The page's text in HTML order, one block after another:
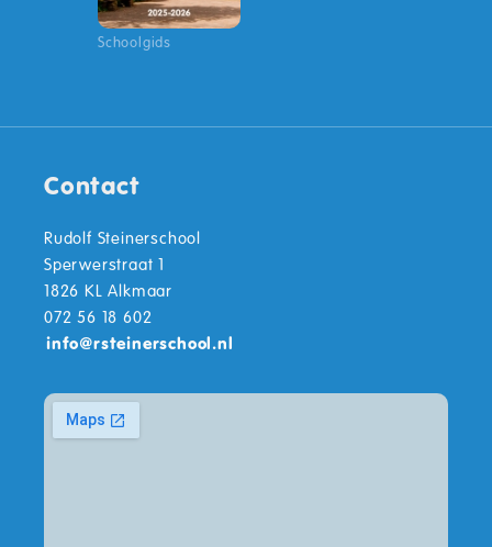
Schoolgids
Contact
Rudolf Steinerschool
Sperwerstraat 1
1826 KL Alkmaar
072 56 18 602
info@rsteinerschool.nl